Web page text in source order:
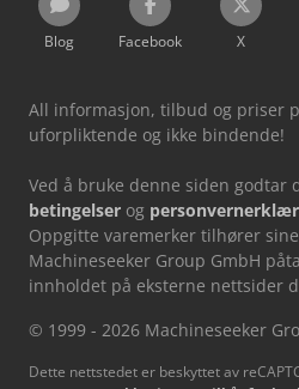
Blog Facebook X
All informasjon, tilbud og priser
uforpliktende og ikke bindende!
Ved å bruke denne siden godtar
betingelser og
Oppgitte varemerker tilhører
Machineseeker Group GmbH
innholdet på eksterne nettsider
© 1999 - 2026 Machineseeker
Dette nettstedet er beskyttet av